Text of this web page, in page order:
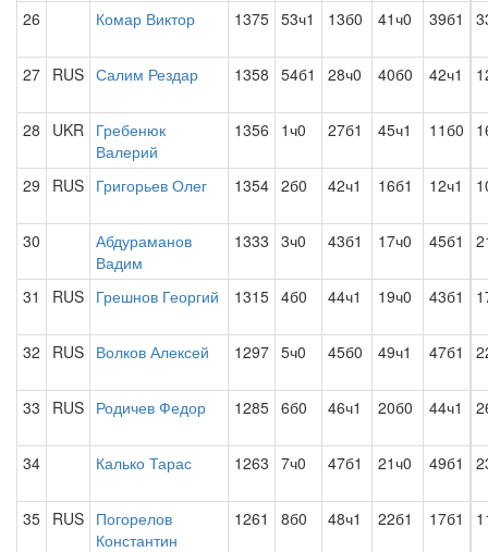
26 Комар Виктор 1375 53ч1 13б0 41ч0 39б1
27 RUS Салим Рездар 1358 54б1 28ч0 40б0 42ч1
28 UKR Гребенюк
Валерий
1356 1ч0 27б1 45ч1 11б0
29 RUS Григорьев Олег 1354 2б0 42ч1 16б1 12ч1
30
Абдураманов
Вадим
1333 3ч0 43б1 17ч0 45б1
31 RUS Грешнов Георгий 1315 4б0 44ч1 19ч0 43б1
32 RUS Волков Алексей 1297 5ч0 45б0 49ч1 47б1
33 RUS Родичев Федор 1285 6б0 46ч1 20б0 44ч1
34 Калько Тарас 1263 7ч0 47б1 21ч0 49б1
35 RUS Погорелов
Константин
1261 8б0 48ч1 22б1 17б1